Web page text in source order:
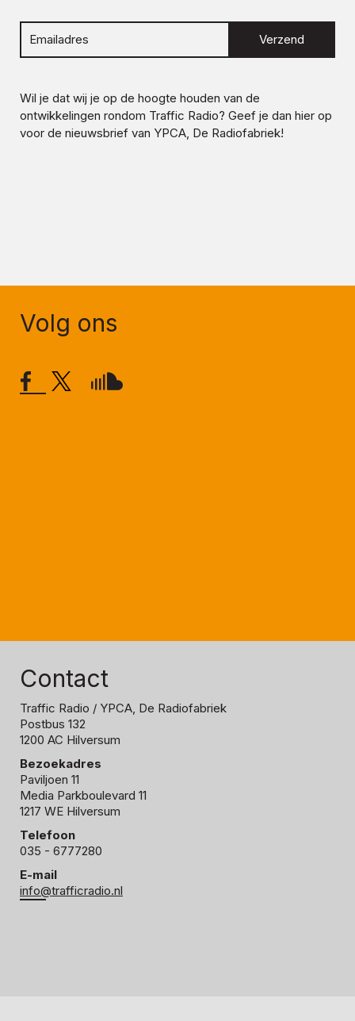
Verzend
Wil je dat wij je op de hoogte houden van de
ontwikkelingen rondom Traffic Radio? Geef je dan hier op
voor de nieuwsbrief van YPCA, De Radiofabriek!
Volg ons
Contact
Traffic Radio / YPCA, De Radiofabriek
Postbus 132
1200 AC Hilversum
Bezoekadres
Paviljoen 11
Media Parkboulevard 11
1217 WE Hilversum
Telefoon
035 - 6777280
E-mail
info@trafficradio.nl